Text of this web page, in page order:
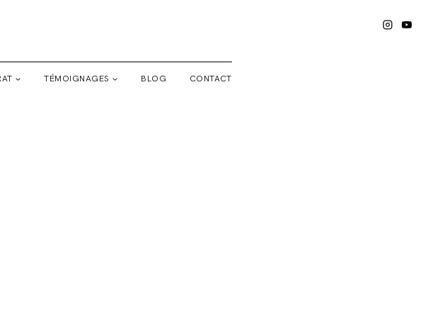
TÉMOIGNAGES BLOG CONTACT